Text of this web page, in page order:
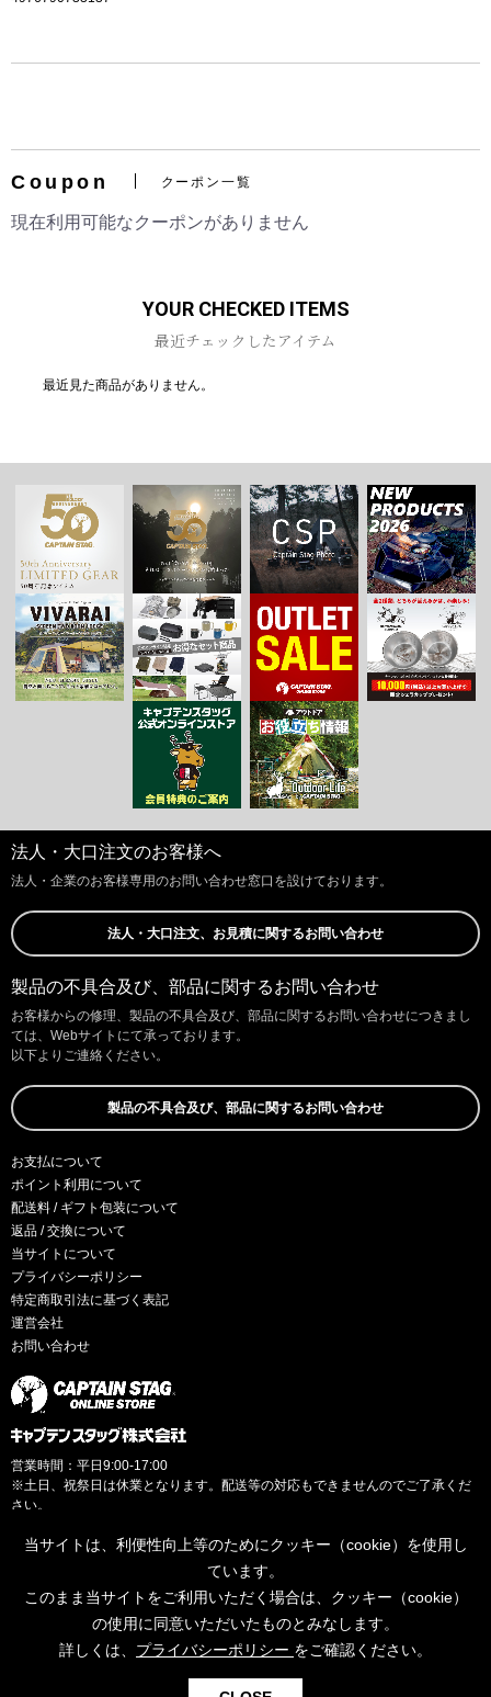
Coupon クーポン一覧
現在利用可能なクーポンがありません
YOUR CHECKED ITEMS
最近チェックしたアイテム
最近見た商品がありません。
法人・大口注文のお客様へ
法人・企業のお客様専用のお問い合わせ窓口を設けております。
法人・大口注文、お見積に関するお問い合わせ
製品の不具合及び、部品に関するお問い合わせ
お客様からの修理、製品の不具合及び、部品に関するお問い合わせにつきまし
ては、Webサイトにて承っております。
以下よりご連絡ください。
製品の不具合及び、部品に関するお問い合わせ
お支払について
ポイント利用について
配送料 / ギフト包装について
返品 / 交換について
当サイトについて
プライバシーポリシー
特定商取引法に基づく表記
運営会社
お問い合わせ
営業時間：平日9:00-17:00
※土日、祝祭日は休業となります。配送等の対応もできませんのでご了承くだ
さい。
当サイトは、利便性向上等のためにクッキー（cookie）を使用し
ています。
このまま当サイトをご利用いただく場合は、クッキー（cookie）
の使用に同意いただいたものとみなします。
詳しくは、 プライバシーポリシー をご確認ください。